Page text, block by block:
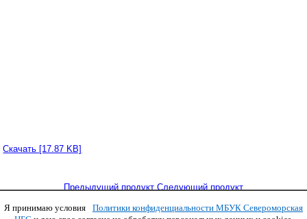
Скачать [17.87 KB]
Предыдущий продукт Следующий продукт
Я принимаю условия
Политики конфиденциальности МБУК Североморская